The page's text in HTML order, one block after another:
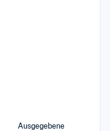
Ausgegebene